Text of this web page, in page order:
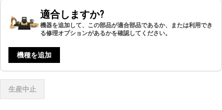
適合しますか?
機器を追加して、この部品が適合部品であるか、または利用でき
る修理オプションがあるかを確認してください。
機種を追加
生産中止